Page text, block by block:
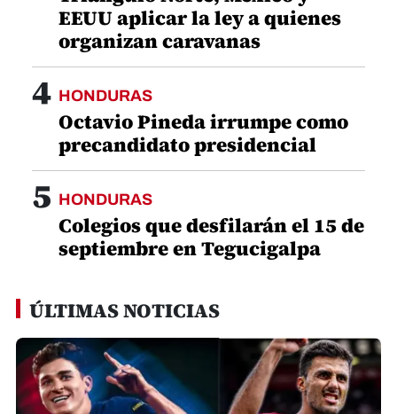
EEUU aplicar la ley a quienes
organizan caravanas
4 HONDURAS
Octavio Pineda irrumpe como
precandidato presidencial
5 HONDURAS
Colegios que desfilarán el 15 de
septiembre en Tegucigalpa
ÚLTIMAS NOTICIAS